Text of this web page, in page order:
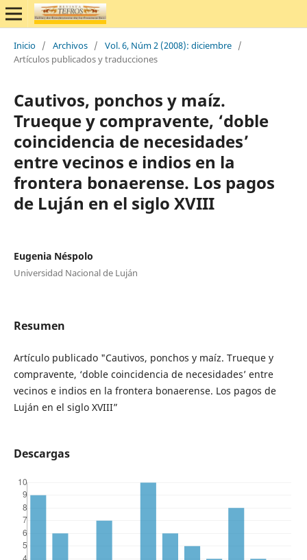
Inicio / Archivos / Vol. 6, Núm 2 (2008): diciembre /
Artículos publicados y traducciones
Cautivos, ponchos y maíz.
Trueque y compravente, ‘doble
coincidencia de necesidades’
entre vecinos e indios en la
frontera bonaerense. Los pagos
de Luján en el siglo XVIII
Eugenia Néspolo
Universidad Nacional de Luján
Resumen
Artículo publicado "Cautivos, ponchos y maíz. Trueque y
compravente, ‘doble coincidencia de necesidades’ entre
vecinos e indios en la frontera bonaerense. Los pagos de
Luján en el siglo XVIII”
Descargas